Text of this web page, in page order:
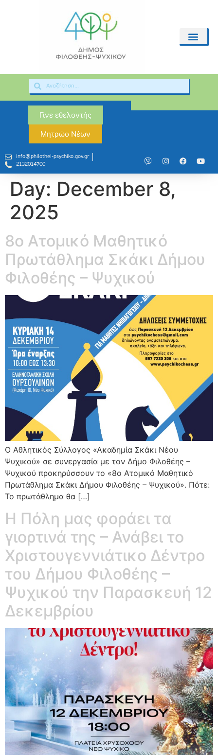
Γίνε εθελοντής
Μητρώο Νέων
info@philothei-psychiko.gov.gr
2132014700
Day: December 8,
2025
8o Ατομικό Μαθητικό
Πρωτάθλημα Σκάκι Δήμου
Φιλοθέης – Ψυχικού
Ο Αθλητικός Σύλλογος «Ακαδημία Σκάκι Νέου
Ψυχικού» σε συνεργασία με τον Δήμο Φιλοθέης –
Ψυχικού προκηρύσσουν το «8ο Ατομικό Μαθητικό
Πρωτάθλημα Σκάκι Δήμου Φιλοθέης – Ψυχικού». Πότε:
Το πρωτάθλημα θα […]
Η Πόλη μας φοράει τα
γιορτινά της – Ανάβει το
Χριστουγεννιάτικο Δέντρο
του Δήμου Φιλοθέης –
Ψυχικού την Παρασκευή 12
Δεκεμβρίου